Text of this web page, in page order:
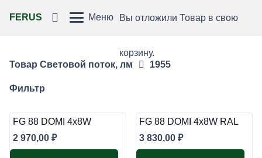
FERUS Меню Вы отложили Товарв свою
корзину.
Товар Световой поток, лм
1955
Фильтр
FG 88 DOMI 4x8W
2 970,00 ₽
FG 88 DOMI 4x8W RAL
3 830,00 ₽